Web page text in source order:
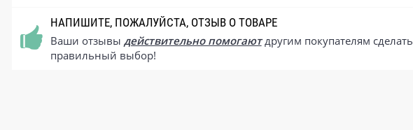
НАПИШИТЕ, ПОЖАЛУЙСТА, ОТЗЫВ О ТОВАРЕ
Ваши отзывы действительно помогаютдругим покупателям сделать
правильный выбор!